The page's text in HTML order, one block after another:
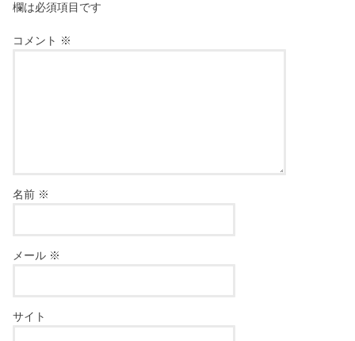
欄は必須項目です
コメント ※
名前 ※
メール ※
サイト